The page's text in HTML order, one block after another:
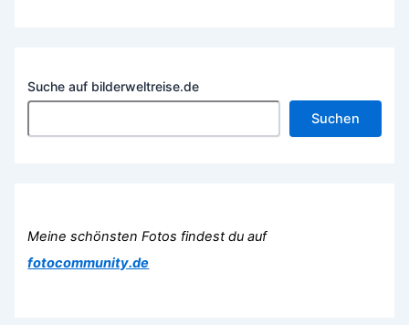
Suche auf bilderweltreise.de
Suchen
Meine schönsten Fotos findest du auf
fotocommunity.de